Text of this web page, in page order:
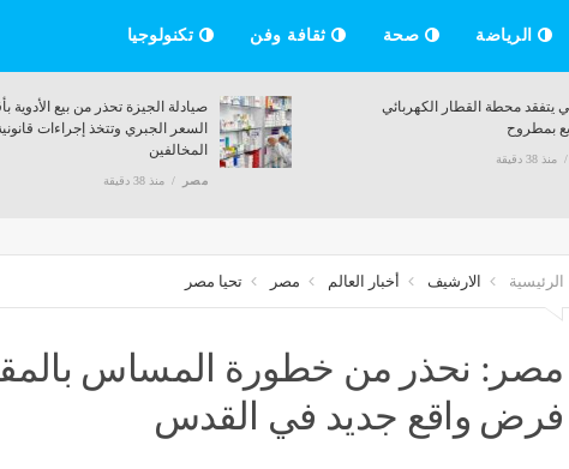
الرياضة صحة ثقافة وفن تكنولوجيا
صيادلة الجيزة تحذر من بيع الأدوية
السعر الجبري وتتخذ إجراءات
المخالفين
مصر منذ 38 دقيقة
يتفقد محطة القطار الكهربائي
بمطروح
منذ 38 دقيقة
الرئيسية الارشيف أخبار العالم مصر تحيا مصر
مصر: نحذر من خطورة المساس
فرض واقع جديد في القدس